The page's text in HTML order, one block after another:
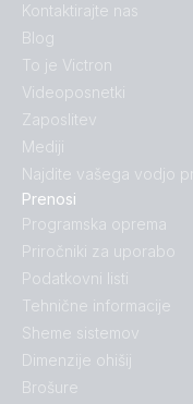
Prenosi
Programska oprema
Priročniki za uporabo
Podatkovni listi
Tehnične informacije
Sheme sistemov
Dimenzije ohišij
Brošure
Kontaktirajte nas
Blog
To je Victron
Videoposnetki
Zaposlitev
Mediji
Najdite vašega vodjo